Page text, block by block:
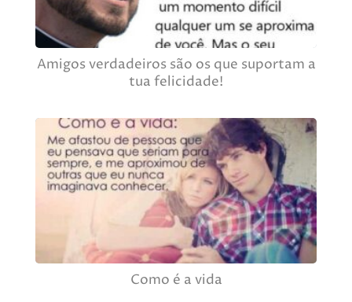
Amigos verdadeiros são os que suportam a
tua felicidade!
Como é a vida